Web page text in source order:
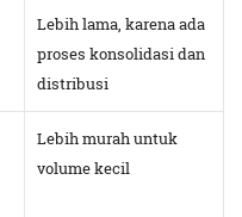
Lebih lama, karena ada
proses konsolidasi dan
distribusi
Lebih murah untuk
volume kecil